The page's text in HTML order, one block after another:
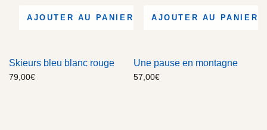
AJOUTER AU PANIER
Skieurs bleu blanc rouge
79,00€
AJOUTER AU PANIER
Une pause en montagne
57,00€